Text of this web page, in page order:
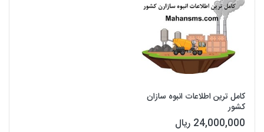
کامل ترین اطلاعات انبوه سازان
کشور
24,000,000 ریال